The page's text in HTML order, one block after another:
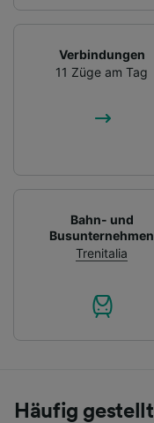
Verbindungen
11 Züge am Tag
Bahn- und
Busunternehmen
Trenitalia
Häufig